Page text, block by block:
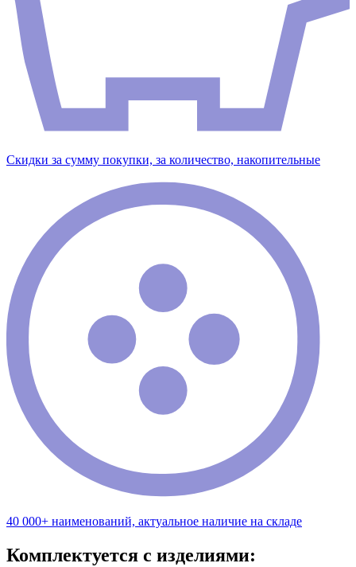
Скидки за сумму покупки, за количество, накопительные
40 000+ наименований, актуальное наличие на складе
Комплектуется с изделиями: